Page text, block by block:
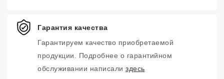
Гарантия качества
Гарантируем качество приобретаемой
продукции. Подробнее о гарантийном
обслуживании написали здесь